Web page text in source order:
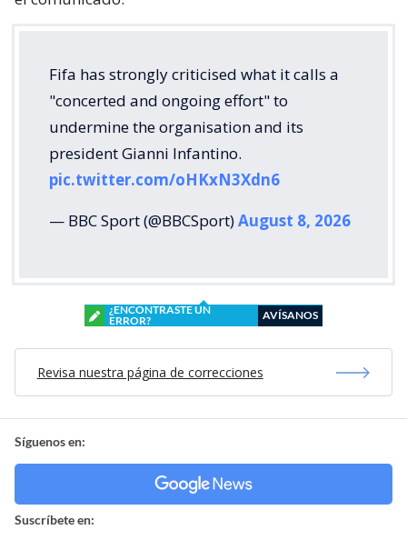
Fifa has strongly criticised what it calls a
"concerted and ongoing effort" to
undermine the organisation and its
president Gianni Infantino.
pic.twitter.com/oHKxN3Xdn6
— BBC Sport (@BBCSport)August 8, 2026
¿ENCONTRASTE UN
ERROR?
AVÍSANOS
Revisa nuestra página de correcciones
Síguenos en:
Suscríbete en: